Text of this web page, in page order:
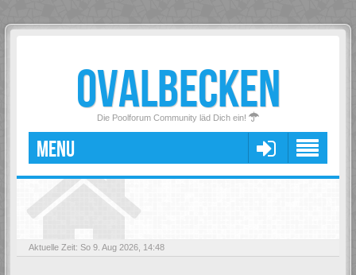
OVALBECKEN
Die Poolforum Community läd Dich ein!
MENU
Aktuelle Zeit: So 9. Aug 2026, 14:48